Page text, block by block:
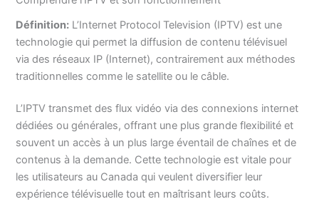
Définition: L’Internet Protocol Television (IPTV) est une
technologie qui permet la diffusion de contenu télévisuel
via des réseaux IP (Internet), contrairement aux méthodes
traditionnelles comme le satellite ou le câble.
L’IPTV transmet des flux vidéo via des connexions internet
dédiées ou générales, offrant une plus grande flexibilité et
souvent un accès à un plus large éventail de chaînes et de
contenus à la demande. Cette technologie est vitale pour
les utilisateurs au Canada qui veulent diversifier leur
expérience télévisuelle tout en maîtrisant leurs coûts.